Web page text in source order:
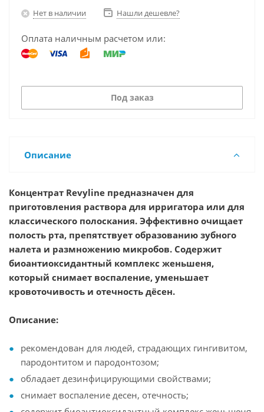
Нет в наличии Нашли дешевле?
Оплата наличным расчетом или:
Под заказ
Описание
Концентрат Revyline предназначен для
приготовления раствора для ирригатора или для
классического полоскания. Эффективно очищает
полость рта, препятствует образованию зубного
налета и размножению микробов. Содержит
биоантиоксидантный комплекс женьшеня,
который снимает воспаление, уменьшает
кровоточивость и отечность дёсен.
Описание:
рекомендован для людей, страдающих гингивитом,
пародонтитом и пародонтозом;
обладает дезинфицирующими свойствами;
снимает воспаление десен, отечность;